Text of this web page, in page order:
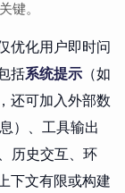
键。
优化用户即时问
括系统提示 （如
还可加入外部数
）、工具输出
历史交互、环
下文有限或构建